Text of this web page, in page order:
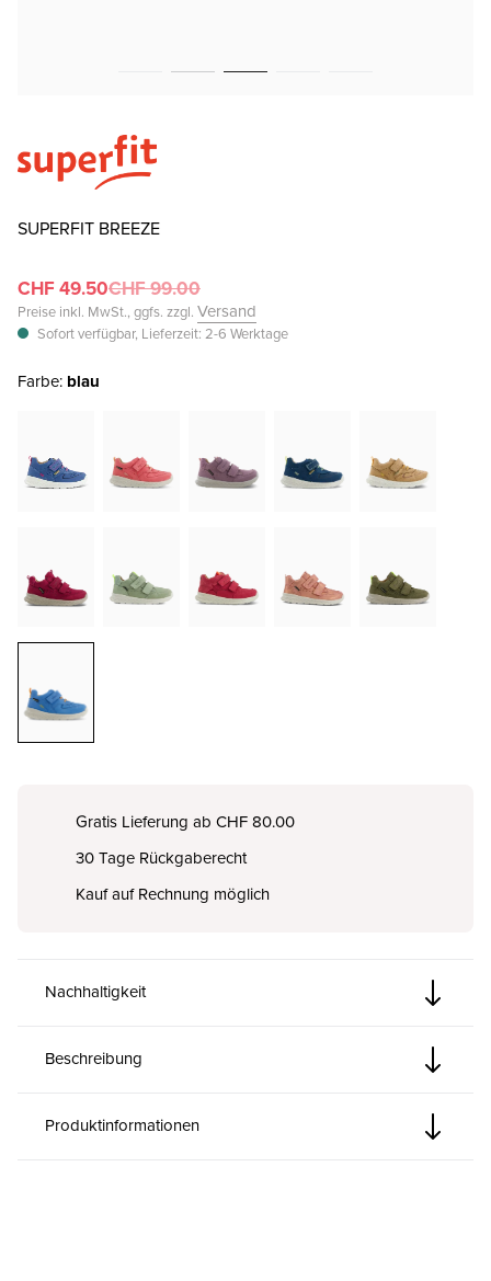
SUPERFIT BREEZE
CHF 49.50CHF 99.00
Preise inkl. MwSt., ggfs. zzgl. Versand
Sofort verfügbar, Lieferzeit: 2-6 Werktage
Farbe: blau
Gratis Lieferung ab CHF 80.00
30 Tage Rückgaberecht
Kauf auf Rechnung möglich
Nachhaltigkeit
Beschreibung
Produktinformationen